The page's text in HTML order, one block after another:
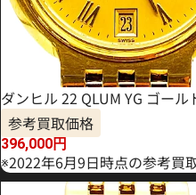
ダンヒル 22 QLUM YG ゴール
参考買取価格
396,000円
※2022年6月9日時点の参考買